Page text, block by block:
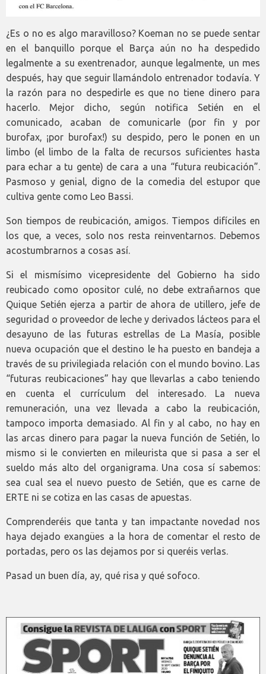
¿Es o no es algo maravilloso? Koeman no se puede sentar
en el banquillo porque el Barça aún no ha despedido
legalmente a su exentrenador, aunque legalmente, un mes
después, hay que seguir llamándolo entrenador todavía. Y
la razón para no despedirle es que no tiene dinero para
hacerlo. Mejor dicho, según notifica Setién en el
comunicado, acaban de comunicarle (por fin y por
burofax, ¡por burofax!) su despido, pero le ponen en un
limbo (el limbo de la falta de recursos suficientes hasta
para echar a tu gente) de cara a una “futura reubicación”.
Pasmoso y genial, digno de la comedia del estupor que
cultiva gente como Leo Bassi.
Son tiempos de reubicación, amigos. Tiempos difíciles en
los que, a veces, solo nos resta reinventarnos. Debemos
acostumbrarnos a cosas así.
Si el mismísimo vicepresidente del Gobierno ha sido
reubicado como opositor culé, no debe extrañarnos que
Quique Setién ejerza a partir de ahora de utillero, jefe de
seguridad o proveedor de leche y derivados lácteos para el
desayuno de las futuras estrellas de La Masía, posible
nueva ocupación que el destino le ha puesto en bandeja a
través de su privilegiada relación con el mundo bovino. Las
“futuras reubicaciones” hay que llevarlas a cabo teniendo
en cuenta el currículum del interesado. La nueva
remuneración, una vez llevada a cabo la reubicación,
tampoco importa demasiado. Al fin y al cabo, no hay en
las arcas dinero para pagar la nueva función de Setién, lo
mismo si le convierten en mileurista que si pasa a ser el
sueldo más alto del organigrama. Una cosa sí sabemos:
sea cual sea el nuevo puesto de Setién, que es carne de
ERTE ni se cotiza en las casas de apuestas.
Comprenderéis que tanta y tan impactante novedad nos
haya dejado exangües a la hora de comentar el resto de
portadas, pero os las dejamos por si queréis verlas.
Pasad un buen día, ay, qué risa y qué sofoco.